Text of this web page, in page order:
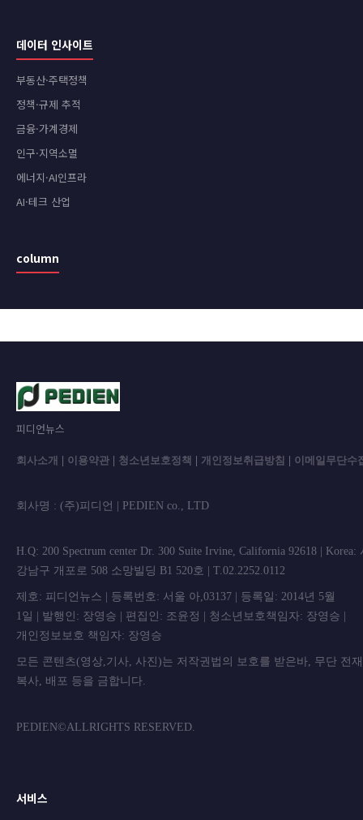
데이터 인사이트
부동산·주택정책
정책·규제 추적
금융·가계경제
인구·지역소멸
에너지·AI인프라
AI·테크 산업
column
피디언뉴스
회사소개 | 이용약관 | 청소년보호정책 | 개인정보취급방침 | 이메일무단수
회사명 : (주)피디언 | PEDIEN co.,
H.Q: 200 Spectrum center Dr. 300 Suite Irvine, California 92618 | Korea:
강남구 개포로 508 소망빌딩 B1 520호 | T.02.2252.0112
제호: 피디언뉴스 | 등록번호: 서울 아,03137 | 등록일: 2014년 5월
1일 | 발행인: 장영승 | 편집인: 조윤정 | 청소년보호책임자: 장영승 |
개인정보보호 책임자: 장영승
모든 콘텐츠(영상,기사, 사진)는 저작권법의 보호를 받은바, 무단 전
복사, 배포 등을 금합니
PEDIEN©ALLRIGHTS RESERVED.
서비스